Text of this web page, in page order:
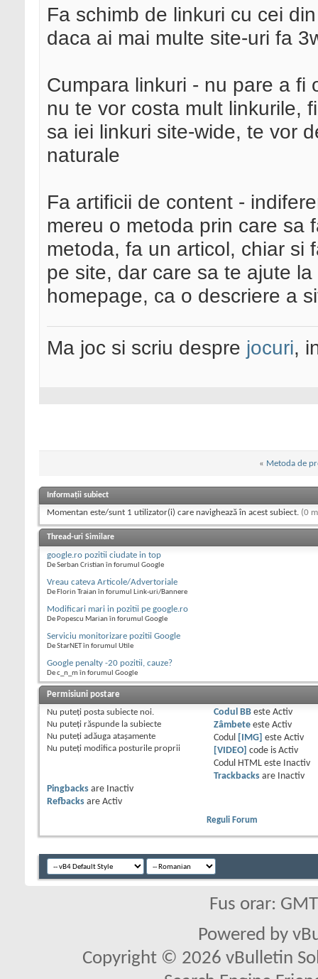
Fa schimb de linkuri cu cei
daca ai mai multe site-uri fa
Cumpara linkuri - nu pare a fi
nu te vor costa mult linkurile,
sa iei linkuri site-wide, te vor
naturale
Fa artificii de content -
mereu o metoda prin care sa
metoda, fa un articol, chiar si
pe site, dar care sa te ajute la
homepage, ca o descriere a
Ma joc si scriu despre jocuri,
« Metoda de
Informații subiect
Momentan este/sunt 1 utilizator(i) care navighează în acest subiect. (0
Thread-uri Similare
google.ro pozitii ciudate in top
De Serban Cristian în forumul Google
Vreau cateva Articole/Advertoriale
De Florin Traian în forumul Link-uri/Bannere
Modificari mari in pozitii pe google.ro
De Popescu Marian în forumul Google
Serviciu monitorizare pozitii Google
De StarNET în forumul Utile
Google penalty -20 pozitii, cauze?
De c_n_m în forumul Google
Permisiuni postare
Nu puteţi posta subiecte noi.
Nu puteţi răspunde la subiecte
Nu puteţi adăuga ataşamente
Nu puteţi modifica posturile proprii
Codul BBeste Activ
Zâmbeteeste Activ
Codul
[IMG] este Activ
[VIDEO] code is Activ
Codul HTML este
Inactiv
Trackbacksare
Inactiv
Pingbacks are
Inactiv
Refbacks are Activ
Reguli Forum
Fus orar:
Powered by
Copyright © 2026 vBulletin